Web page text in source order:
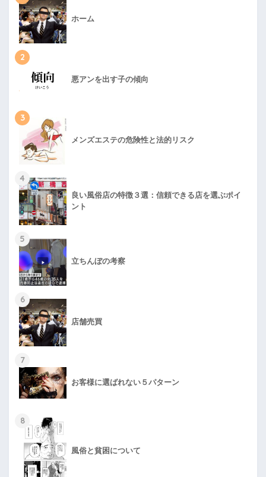
ホーム
2
悪アンを出す子の傾向
3
メンズエステの危険性と法的リスク
4
良い風俗店の特徴３選：信頼できる店を選ぶポイ
ント
5
立ちんぼの考察
6
店舗売買
7
お客様に選ばれない５パターン
8
風俗と貧困について